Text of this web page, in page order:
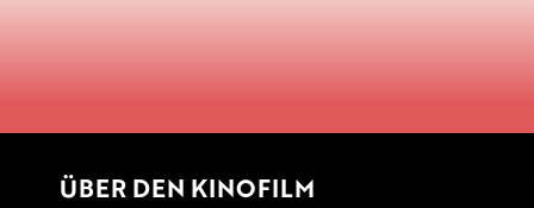
ÜBER DEN KINOFILM